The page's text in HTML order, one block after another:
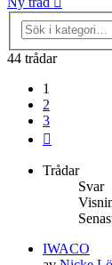
44 trådar
1
2
3
Trådar
Svar
IWACO